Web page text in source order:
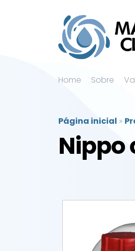
Home Sobre
Página inicial »
Nippo